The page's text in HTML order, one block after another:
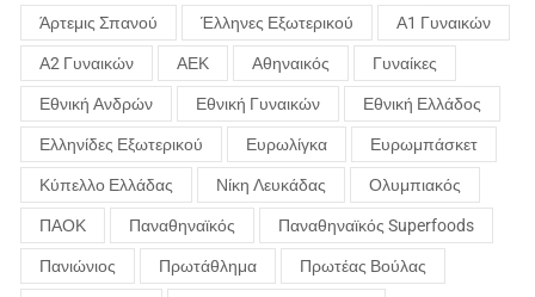
Άρτεμις Σπανού Έλληνες Εξωτερικού Α1 Γυναικών
Α2 Γυναικών ΑΕΚ Αθηναικός Γυναίκες
Εθνική Ανδρών Εθνική Γυναικών Εθνική Ελλάδος
Ελληνίδες Εξωτερικού Ευρωλίγκα Ευρωμπάσκετ
Κύπελλο Ελλάδας Νίκη Λευκάδας Ολυμπιακός
ΠΑΟΚ Παναθηναϊκός Παναθηναϊκός Superfoods
Πανιώνιος Πρωτάθλημα Πρωτέας Βούλας